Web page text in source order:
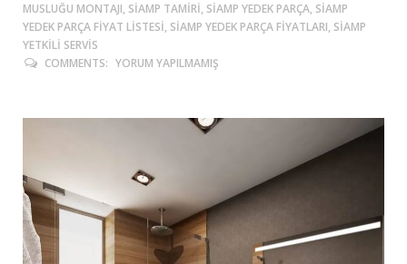
MUSLUĞU MONTAJI, SIAMP TAMIRI, SIAMP YEDEK PARÇA, SIAMP
YEDEK PARÇA FIYAT LISTESI, SIAMP YEDEK PARÇA FIYATLARI, SIAMP
YETKILI SERVIS
COMMENTS: YORUM YAPILMAMIŞ